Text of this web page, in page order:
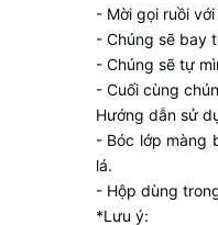
- Mời gọi ruồi
- Chúng sẽ bay
- Chúng sẽ tự
- Cuối cùng
Hướng dẫn sử
- Bóc lớp màng
lá.
- Hộp dùng
*Lưu ý: